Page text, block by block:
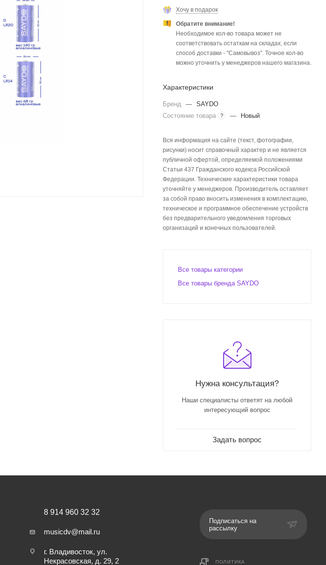
Хочу в подарок
Обратите внимание!
Необходимое кол-во товара может не
соответствовать остаткам на складах, если
способ доставки - "Самовывоз". Точное кол-во
можно уточнить у менеджеров нашего магазина.
Характеристики
Бренд — SAYDO
Состояние товара
? — Новый
Вся информация на сайте (текст, фотографии,
рисунки) носит справочный характер и не является
публичной офертой, определяемой положениями
Статьи 437 Гражданского кодекса Российской
Федерации. Технические характеристики товара
уточняйте у менеджеров. Производитель оставляет
за собой право вносить изменения в комплектацию,
техническое и программное обеспечение устройств
без предварительного уведомления торговых
организаций и конечных пользователей.
Все товары категории
Все товары бренда SAYDO
Нужна консультация?
Наши специалисты ответят на любой
интересующий вопрос
Задать вопрос
8 914 960 32 32
musicdv@mail.ru
г. Владивосток, ул.
Некрасовская, д. 29, 2
Подписаться на
рассылку
ПОЛИТИКА